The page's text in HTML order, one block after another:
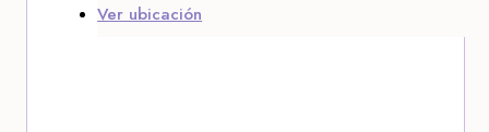
Ver ubicación